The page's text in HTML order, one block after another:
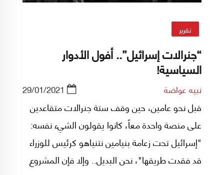
تقرير
“جنرالات إسرائيل”.. أفول الأدوار
السياسية!
نبيه عواضة 29/01/2021
قبل نحو عامين، حين وقف ستة جنرالات متقاعدين
على منصة واحدة معاً، كانوا ​​يقولون الشيء نفسه:
"إسرائيل تحت زعامة بنيامين نتنياهو كرئيس للوزراء
قد فقدت طريقها"، نحن البديل.. وإلا فإن المشروع